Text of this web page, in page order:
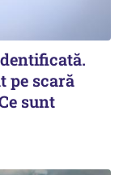
pe scară
sunt